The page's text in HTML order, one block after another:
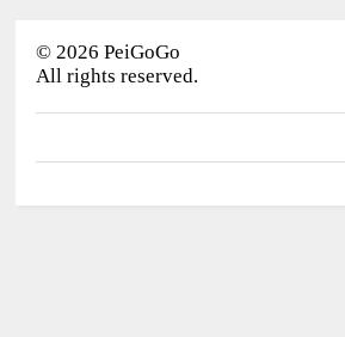
© 2026 PeiGoGo
All rights reserved.